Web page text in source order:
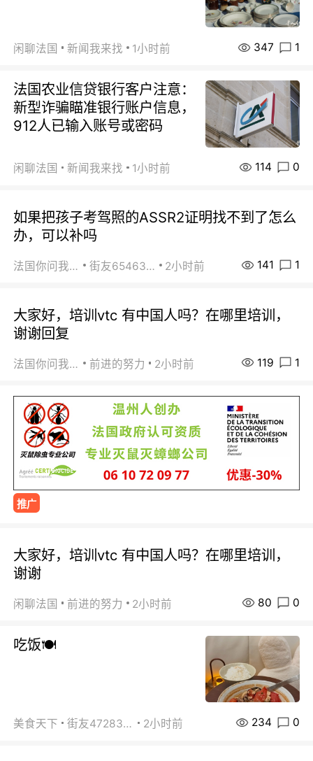
闲聊法国 新闻我来找 1小时前 347 1
法国农业信贷银行客户注意：
新型诈骗瞄准银行账户信息，
912人已输入账号或密码
闲聊法国 新闻我来找 1小时前 114 0
如果把孩子考驾照的ASSR2证明找不到了怎么
办，可以补吗
法国你问我答 街友65463281 2小时前 141 1
大家好，培训vtc 有中国人吗？在哪里培训，
谢谢回复
法国你问我答 前进的努力 2小时前 119 1
推广
大家好，培训vtc 有中国人吗？在哪里培训，
谢谢
闲聊法国 前进的努力 2小时前 80 0
吃饭🍽️
美食天下 街友472838572 2小时前 234 0